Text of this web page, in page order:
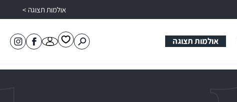
אולמות תצוגה >
טובול
באינסטגרם
לעמוד
של
פתיחת
משתמש
פתיחת
למשתמש
אולמות תצוגה